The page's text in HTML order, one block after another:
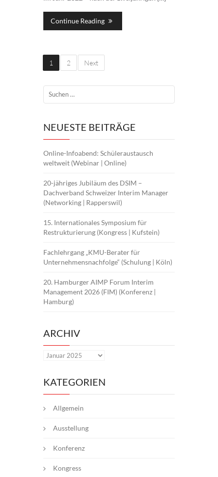
Continue Reading
1 2 Next
NEUESTE BEITRÄGE
Online-Infoabend: Schüleraustausch
weltweit (Webinar | Online)
20-jähriges Jubiläum des DSIM –
Dachverband Schweizer Interim Manager
(Networking | Rapperswil)
15. Internationales Symposium für
Restrukturierung (Kongress | Kufstein)
Fachlehrgang „KMU-Berater für
Unternehmensnachfolge“ (Schulung | Köln)
20. Hamburger AIMP Forum Interim
Management 2026 (FIM) (Konferenz |
Hamburg)
ARCHIV
Archiv
KATEGORIEN
Allgemein
Ausstellung
Konferenz
Kongress